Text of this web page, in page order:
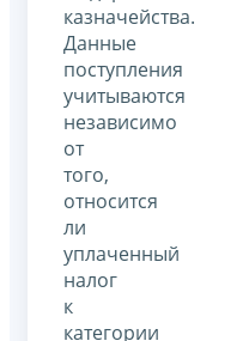
казначейства.
Данные
поступления
учитываются
независимо
от
того,
относится
ли
уплаченный
налог
к
категории